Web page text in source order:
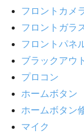
フロントカメ
フロントガラ
フロントパネ
ブラックアウト
プロコン
ホームボタン
ホームボタン
マイク